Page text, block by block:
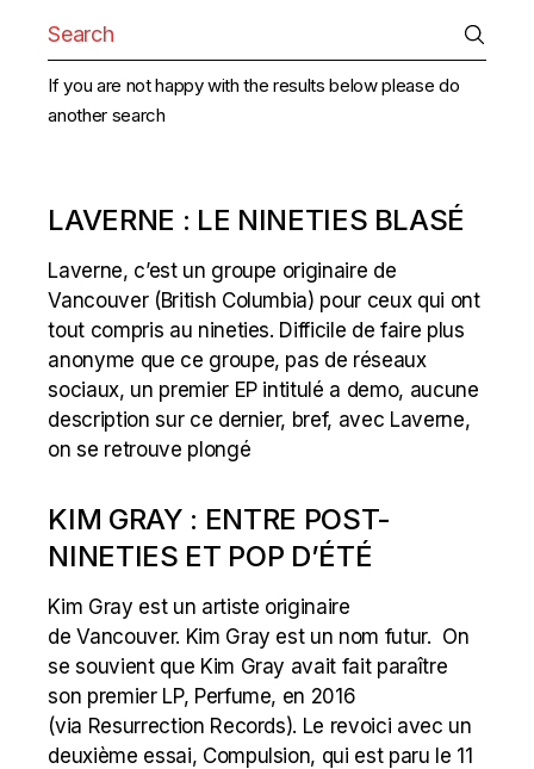
for:
If you are not happy with the results below please do
another search
LAVERNE : LE NINETIES BLASÉ
Laverne, c’est un groupe originaire de
Vancouver (British Columbia) pour ceux qui ont
tout compris au nineties. Difficile de faire plus
anonyme que ce groupe, pas de réseaux
sociaux, un premier EP intitulé a demo, aucune
description sur ce dernier, bref, avec Laverne,
on se retrouve plongé
KIM GRAY : ENTRE POST-
NINETIES ET POP D’ÉTÉ
Kim Gray est un artiste originaire
de Vancouver. Kim Gray est un nom futur. On
se souvient que Kim Gray avait fait paraître
son premier LP, Perfume, en 2016
(via Resurrection Records). Le revoici avec un
deuxième essai, Compulsion, qui est paru le 11